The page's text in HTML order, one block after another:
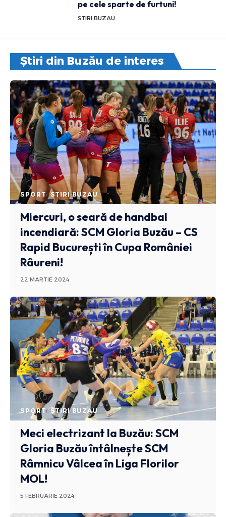
pe cele sparte de furtuni!
STIRI BUZAU
Știri din Buzău de interes
SPORT STIRI BUZAU
Miercuri, o seară de handbal
incendiară: SCM Gloria Buzău – CS
Rapid București în Cupa României
Râureni!
22 MARTIE 2024
SPORT STIRI BUZAU
Meci electrizant la Buzău: SCM
Gloria Buzău întâlnește SCM
Râmnicu Vâlcea în Liga Florilor
MOL!
5 FEBRUARIE 2024